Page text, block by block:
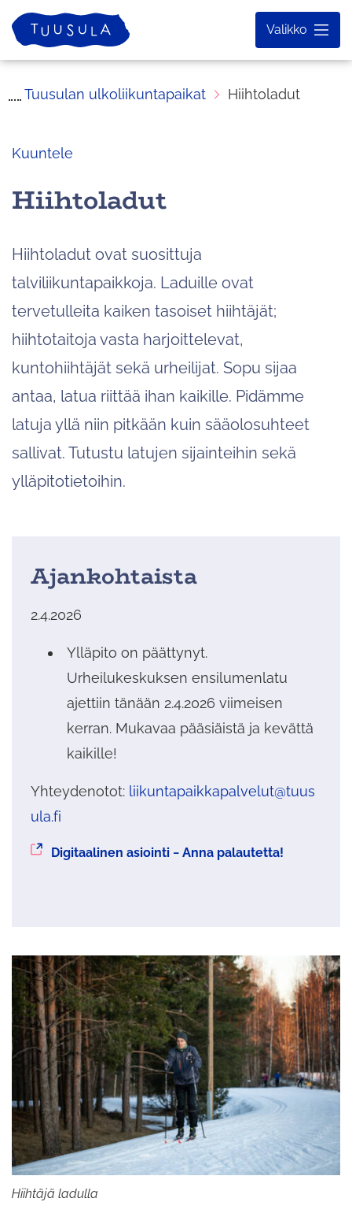
Siirry
sisältöön
Etusivu
Valikko
Tuusulan ulkoliikuntapaikat Hiihtoladut
Kuuntele
Hiihtoladut
Hiihtoladut ovat suosittuja
talviliikuntapaikkoja. Laduille ovat
tervetulleita kaiken tasoiset hiihtäjät;
hiihtotaitoja vasta harjoittelevat,
kuntohiihtäjät sekä urheilijat. Sopu sijaa
antaa, latua riittää ihan kaikille. Pidämme
latuja yllä niin pitkään kuin sääolosuhteet
sallivat. Tutustu latujen sijainteihin sekä
ylläpitotietoihin.
Ajankohtaista
2.4.2026
Ylläpito on päättynyt.
Urheilukeskuksen ensilumenlatu
ajettiin tänään 2.4.2026 viimeisen
kerran. Mukavaa pääsiäistä ja kevättä
kaikille!
Yhteydenotot: liikuntapaikkapalvelut@tuus
ula.fi
SiirrytDigitaalinen asiointi − Anna palautetta!
Hiihtäjä ladulla